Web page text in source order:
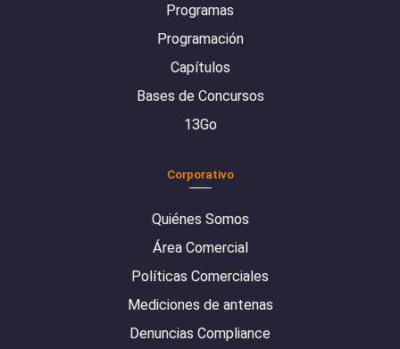
Programas
Programación
Capítulos
Bases de Concursos
13Go
Corporativo
Quiénes Somos
Área Comercial
Políticas Comerciales
Mediciones de antenas
Denuncias Compliance